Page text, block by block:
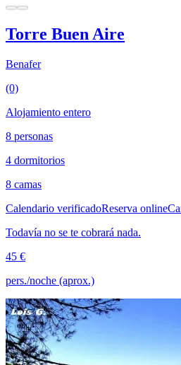
Torre Buen Aire
Benafer
(0)
Alojamiento entero
8 personas
4 dormitorios
8 camas
Calendario verificadoReserva online
Todavía no se te cobrará nada.
45 €
pers./noche (aprox.)